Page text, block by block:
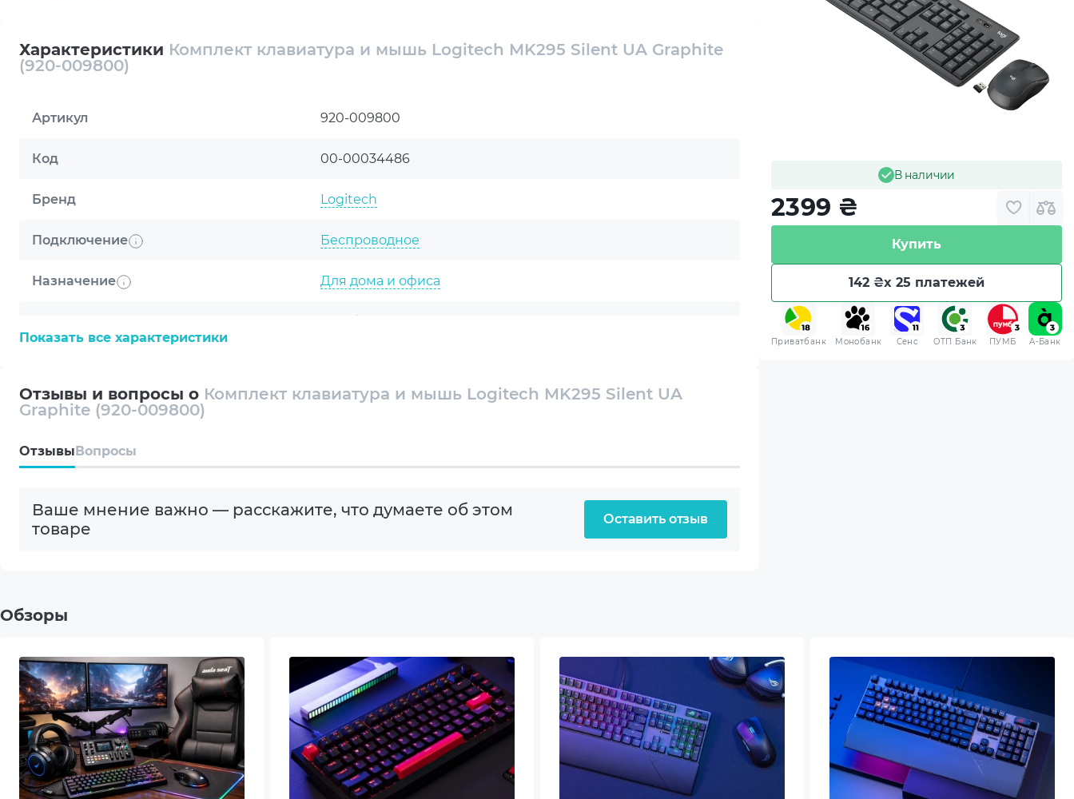
Характеристики Комплект клавиатура и мышь Logitech MK295 Silent UA Graphite
(920-009800)
Артикул 920-009800
Код 00-00034486
Бренд Logitech
Подключение Беспроводное
Назначение Для дома и офиса
Количество клавиш 103 (K) | 8 (M)
Цифровой блок
Наличие подсветки
Дизайн мыши Симметричный
Дополнительный опционал/
возможности
Бесшумный ввод текста
Защита от пролива жидкости
Показать все характеристики
Отзывы и вопросы о Комплект клавиатура и мышь Logitech MK295 Silent UA
Graphite (920-009800)
OтзывыВопросы
Ваше мнение важно — расскажите, что думаете об этом
товаре
Оставить отзыв
В наличии
2399 ₴
Купить
142 ₴x 25 платежей
Приватбанк Монобанк Сенс ОТП Банк ПУМБ A-Банк
Обзоры